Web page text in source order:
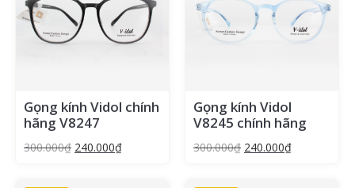
Gọng kính Vidol chính
hãng V8247
300.000₫ 240.000₫
Gọng kính Vidol
V8245 chính hãng
300.000₫ 240.000₫